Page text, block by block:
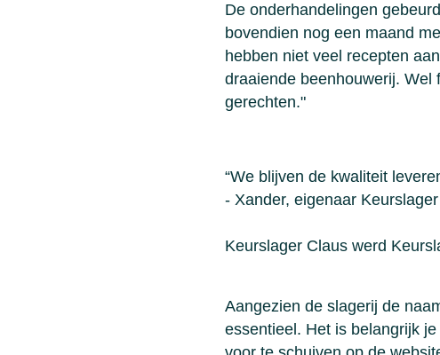
De onderhandelingen
bovendien nog een maand
hebben niet veel recepten
draaiende beenhouwerij. Wel
gerechten."
“We blijven de kwaliteit
- Xander, eigenaar
Keurslager Claus werd
Aangezien de slagerij de
essentieel. Het is belangrijk